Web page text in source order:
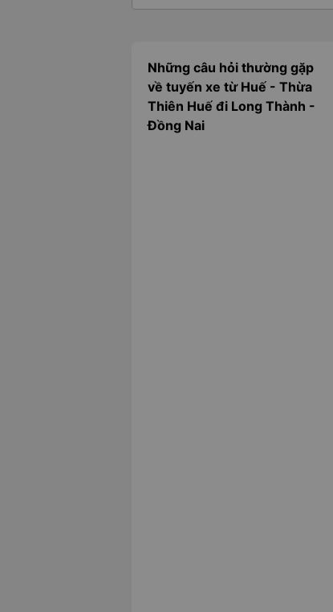
Những câu hỏi thường gặp
về tuyến xe từ Huế - Thừa
Thiên Huế đi Long Thành -
Đồng Nai